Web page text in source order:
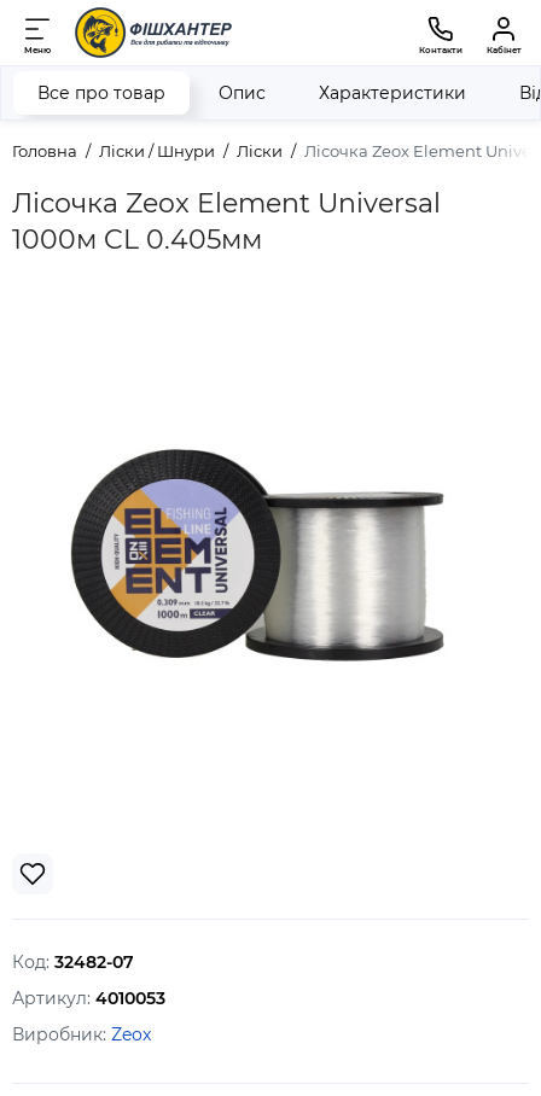
Меню Контакти Кабінет
Головна Ліски / Шнури Ліски Лісочка Zeox Element
Лісочка Zeox Element Universal
1000м CL 0.405мм
Все про товар Опис Характеристики
Код: 32482-07
Артикул: 4010053
Виробник: Zeox